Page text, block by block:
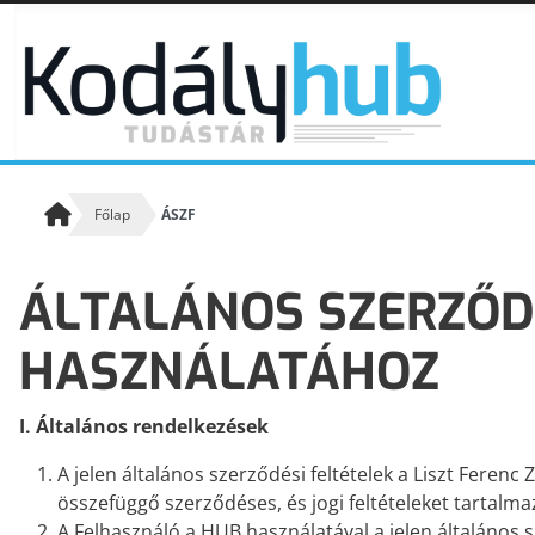
KODÁLY KÖVETŐI
KODÁLY ZENEPEDAGÓGIAI KONCEPCIÓJA A XXI.
Kodály Zoltán írásai, beszédei, nyilatkozatai alapján
Főlap ÁSZF
ÁLTALÁNOS
HASZNÁLATÁHOZ
I. Általános rendelkezések
A jelen általános szerződési feltételek a Liszt
összefüggő szerződéses, és jogi feltételeket